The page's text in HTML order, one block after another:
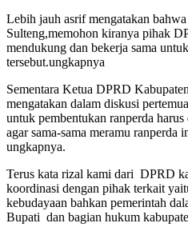
Lebih jauh asrif mengatakan
Sulteng,memohon kiranya pihak
mendukung dan bekerja sama
tersebut.ungkapnya
Sementara Ketua DPRD
mengatakan dalam diskusi
untuk pembentukan ranperda
agar sama-sama meramu ranperda
ungkapnya.
Terus kata rizal kami dari DPRD
koordinasi dengan pihak terkait
kebudayaan bahkan pemerintah
Bupati dan bagian hukum